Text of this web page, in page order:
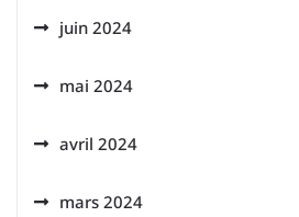
juin 2024
mai 2024
avril 2024
mars 2024